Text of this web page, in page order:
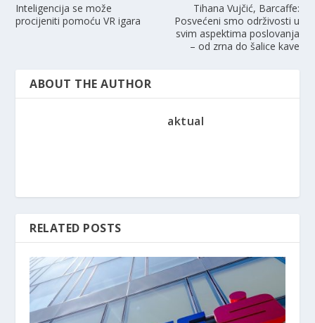
Inteligencija se može
procijeniti pomoću VR igara
Tihana Vujčić, Barcaffe:
Posvećeni smo održivosti u
svim aspektima poslovanja
– od zrna do šalice kave
ABOUT THE AUTHOR
aktual
RELATED POSTS